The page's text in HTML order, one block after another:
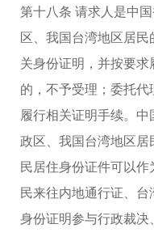
第十八条 请求人是中
区、我国台湾地区居
关身份证明，并按要
的，不予受理；委托
履行相关证明手续。
政区、我国台湾地区
民居住身份证件可以
民来往内地通行证、
身份证明参与行政裁决